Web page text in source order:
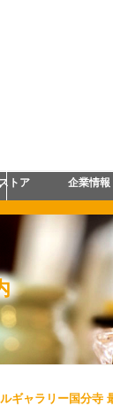
トア
企業情報
ギャラリー国分寺